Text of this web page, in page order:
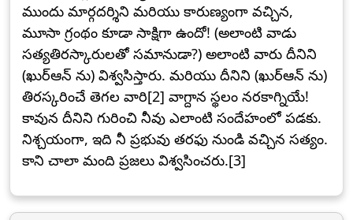
ముందు మార్గదర్శిని మరియు కారుణ్యంగా వచ్చిన,
మూసా గ్రంథం కూడా సాక్షిగా ఉందో! (అలాంటి వాడు
సత్యతిరస్కారులతో సమానుడా?) అలాంటి వారు దీనిని
(ఖుర్ఆన్ ను) విశ్వసిస్తారు. మరియు దీనిని (ఖుర్ఆన్ ను)
తిరస్కరించే తెగల వారి[2] వాగ్దాన స్థలం నరకాగ్నియే!
కావున దీనిని గురించి నీవు ఎలాంటి సందేహంలో పడకు.
నిశ్చయంగా, ఇది నీ ప్రభువు తరఫు నుండి వచ్చిన సత్యం.
కాని చాలా మంది ప్రజలు విశ్వసించరు.[3]